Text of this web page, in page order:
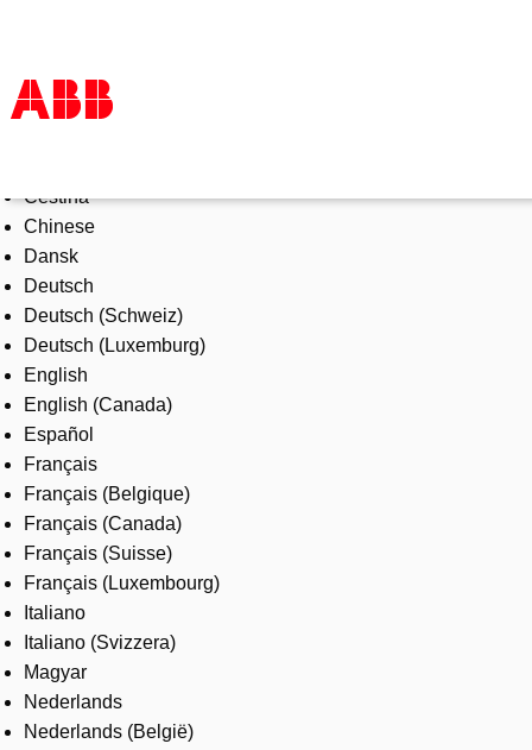
Products & Solutions
Industries
Services
About us
Where to buy
Contact us
Careers
Čeština
Chinese
Dansk
Deutsch
Deutsch (Schweiz)
Deutsch (Luxemburg)
English
English (Canada)
Español
Français
Français (Belgique)
Français (Canada)
Français (Suisse)
Français (Luxembourg)
Italiano
Italiano (Svizzera)
Magyar
Nederlands
Nederlands (België)